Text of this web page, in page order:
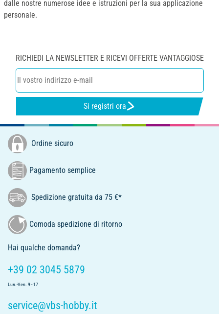
dalle nostre numerose idee e istruzioni per la sua applicazione
personale.
RICHIEDI LA NEWSLETTER E RICEVI OFFERTE VANTAGGIOSE
Si registri ora
Ordine sicuro
Pagamento semplice
Spedizione gratuita da 75 €*
Comoda spedizione di ritorno
Hai qualche domanda?
+39 02 3045 5879
Lun.-Ven. 9 - 17
service@vbs-hobby.it